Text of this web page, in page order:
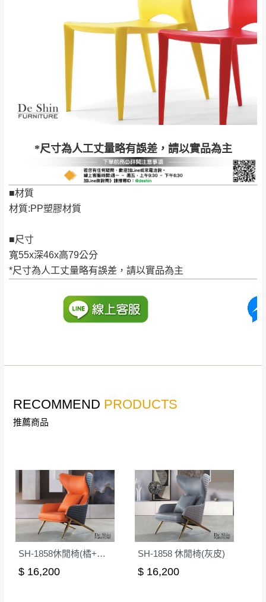
*尺寸為人工丈量略有誤差，請以實品為主
■材質
材質:PP塑膠材質
■尺寸
寬55x深46x高79公分
*尺寸為人工丈量略有誤差，請以實品為主
＊A108產品另收運費
來、平溪、九份、
石門、林口 下福
里、新店山區、三
峽山區、石碇、坪
林、福隆、淡水山
區、北投湖山路、
深坑山區
基隆
$ 9,000以上：免
$ 9,000以下：
NT$500元
＊A108產品另收運費
基隆山區
＊A108產品另收運費
到貨時間：指定送貨日當天以電話聯絡確認
台北市、新北市地區固定每周(三)、(日)兩天收送貨
暫無配送地區
雄、屏東、宜蘭、 花蓮、台東、金門、馬祖、澎湖地區
加收說明
。
苗栗至基隆；其它地區暫不開放，如因特殊
地型限制(山區、鄉、鎮、村)、樓梯太小、無
法搬運上樓等因素，導致無法配送，本公司
保有出貨的權利。
保護物流人員的工作安全，賣家無提供吊掛
服務，若需以吊車或其他的吊掛方式吊運，
費用將由買方自行支付。
因大型傢俱有組裝、配送的問題，並非一般
機當天到貨前皆會再與您通知，讓你不用整
天在家等貨，以節省您的寶貴時間。
由於百貨公司配送較為不易，故暫無法配送
至百貨公司內部。
發票寄送：
若您選擇三聯式或索取兩聯式發票，發票將於商品
完成出貨15個工作天另行寄出，另外約加上2~7個
退換貨說明：
皆由本站負責，所有退回及換貨之商品必須
包裝、廠商紙及所有附隨文件或資料之完整
電腦螢幕的設定色差或解析度等因素， 與實
際商品的顏色、質感稍有不同，如因此而需
退換貨，需自付來回運費及人資成本，請您
訂購前詳加確認。(包含商品尺寸是否合適)。
訂購前請確認商品尺寸，大型物件因為人工
丈量，難免會有些許誤差值(約正負0.5CM)
詳細尺寸以實品為主。
RECOMMEND PRODUCTS
推薦商品
SH-1858休閒椅(橘+灰皮)
$ 16,200
SH-1858 休閒椅(灰皮)
$ 16,200